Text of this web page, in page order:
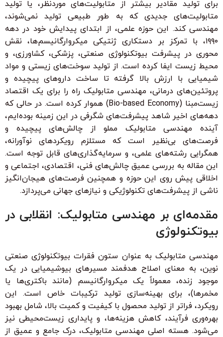
برای تولید مقادیر بیشتر از متابولیت‌های موردنظر، یا تولید
متابولیت‌های جدیدی که به طور طبیعی تولید نمی‌شوند،
مهندسی کند. این حوزه علمی، از ابتدای پیدایش خود در دهه
۱۹۹۰، با تمرکز بر دستکاری ژنتیکی میکروارگانیسم‌ها، نقش
محوری در پیشرفت بیوتکنولوژی صنعتی، پزشکی، کشاورزی، و
محیط زیست ایفا کرده است. از تولید سوخت‌های زیستی و مواد
شیمیایی با ارزش بالا گرفته تا ساخت داروهای پیچیده و
پروتئین‌های درمانی، مهندسی متابولیک راه را برای یک اقتصاد
زیست‌مبنا (Bio-based Economy) هموار کرده است. در حالی که
دهه‌های اخیر شاهد پیشرفت‌های شگرفی در این زمینه بوده‌ایم،
آینده مهندسی متابولیک مملو از چالش‌های پیچیده و
فرصت‌های بی‌نظیر است که مستلزم رویکردهای نوآورانه،
همگرایی رشته‌های علمی، و سرمایه‌گذاری‌های قابل توجه است.
این مقاله به بررسی عمیق چالش‌های فنی، اقتصادی، اجتماعی و
اخلاقی پیش روی این حوزه و همچنین فرصت‌های هیجان‌انگیز
ناشی از پیشرفت‌های تکنولوژیکی و نیازهای جهانی می‌پردازد.
مقدمه‌ای بر مهندسی متابولیک: انقلابی در
بیوتکنولوژی
مهندسی متابولیک به عنوان ستون فقرات بیوتکنولوژی صنعتی
نوین، به معنای اصلاح هدفمند مسیرهای بیوشیمیایی در یک
موجود زنده، معمولاً یک میکروارگانیسم (مانند باکتری‌ها یا
مخمرها)، برای بهینه‌سازی تولید ترکیبات خاص است. این
رویکرد، فراتر از تولید محصول با کیفیت و کمیت بالا، شامل بهبود
بهره‌وری فرآیند، کاهش هزینه‌ها، و پایداری زیست‌محیطی نیز
می‌شود. هسته اصلی مهندسی متابولیک، درک جامع و عمیق از